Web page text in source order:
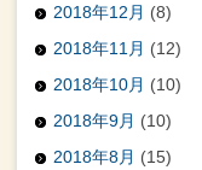
2018年12月 (8)
2018年11月 (12)
2018年10月 (10)
2018年9月 (10)
2018年8月 (15)